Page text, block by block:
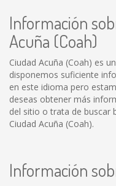
Información
Acuña (Coah)
Ciudad Acuña (Coah) es
disponemos suficiente
en este idioma pero
deseas obtener más
del sitio o trata de buscar
Ciudad Acuña (Coah).
Información